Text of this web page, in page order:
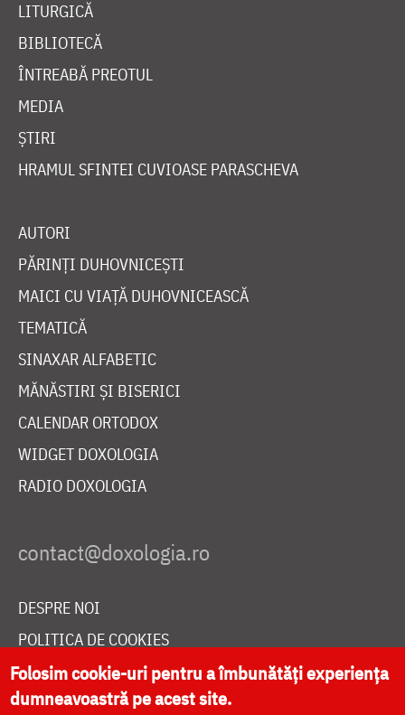
LITURGICĂ
BIBLIOTECĂ
ÎNTREABĂ PREOTUL
MEDIA
ȘTIRI
HRAMUL SFINTEI CUVIOASE PARASCHEVA
AUTORI
PĂRINȚI DUHOVNICEȘTI
MAICI CU VIAȚĂ DUHOVNICEASCĂ
TEMATICĂ
SINAXAR ALFABETIC
MĂNĂSTIRI ȘI BISERICI
CALENDAR ORTODOX
WIDGET DOXOLOGIA
RADIO DOXOLOGIA
DESPRE NOI
POLITICA DE COOKIES
DONEAZĂ ONLINE PENTRU CATEDRALA NAȚIONALĂ
Folosim cookie-uri pentru a îmbunătăți experiența
dumneavoastră pe acest site.